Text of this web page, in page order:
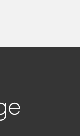
脱水シート